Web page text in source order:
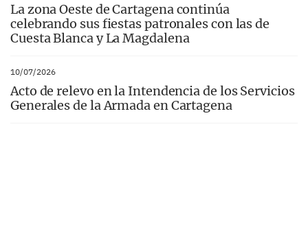
La zona Oeste de Cartagena continúa
celebrando sus fiestas patronales con las de
Cuesta Blanca y La Magdalena
10/07/2026
Acto de relevo en la Intendencia de los Servicios
Generales de la Armada en Cartagena